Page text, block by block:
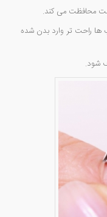
محافظت می کند.
ها راحت تر وارد بدن شده
شود.